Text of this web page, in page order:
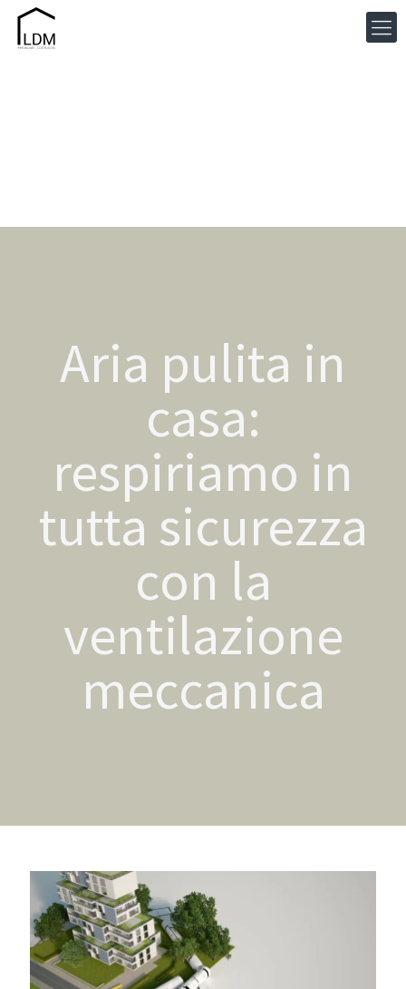
Aria pulita in
casa:
respiriamo in
tutta sicurezza
con la
ventilazione
meccanica